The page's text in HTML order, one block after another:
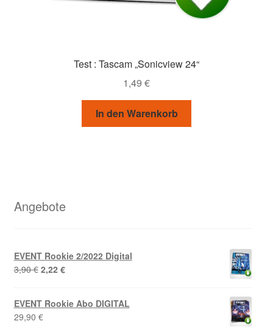
Test : Tascam „Sonicview 24“
1,49 €
In den Warenkorb
Angebote
EVENT Rookie 2/2022 Digital
3,90€ Ursprünglicher
3,90 €
2,22 €Aktueller
2,22 €.
EVENT Rookie Abo DIGITAL
29,90 €